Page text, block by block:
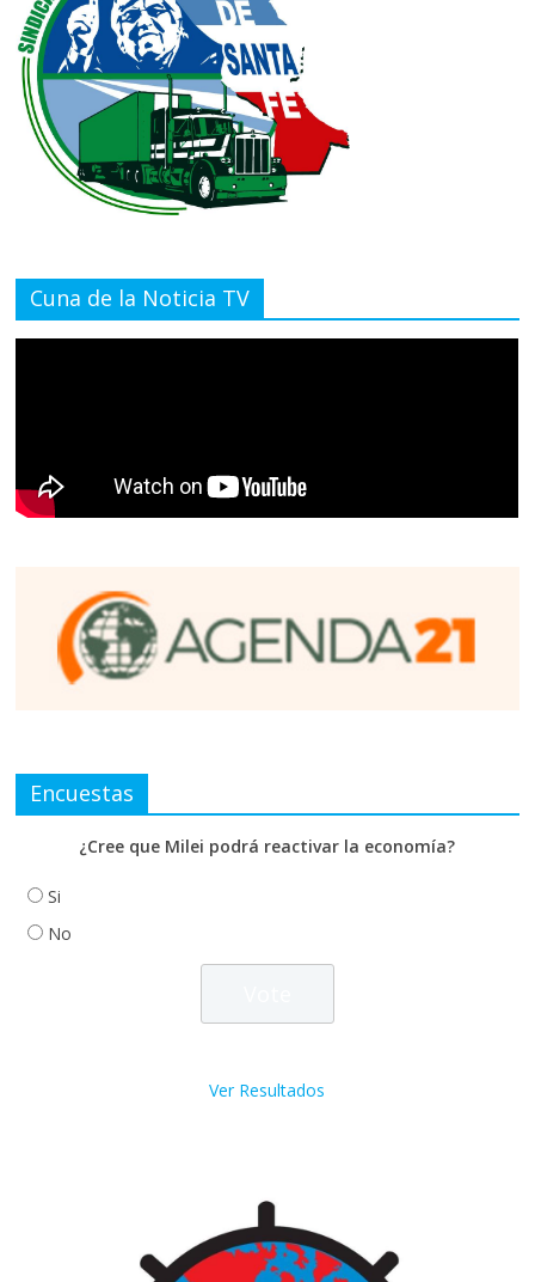
Cuna de la Noticia TV
Encuestas
¿Cree que Milei podrá reactivar la economía?
Si
No
Ver Resultados